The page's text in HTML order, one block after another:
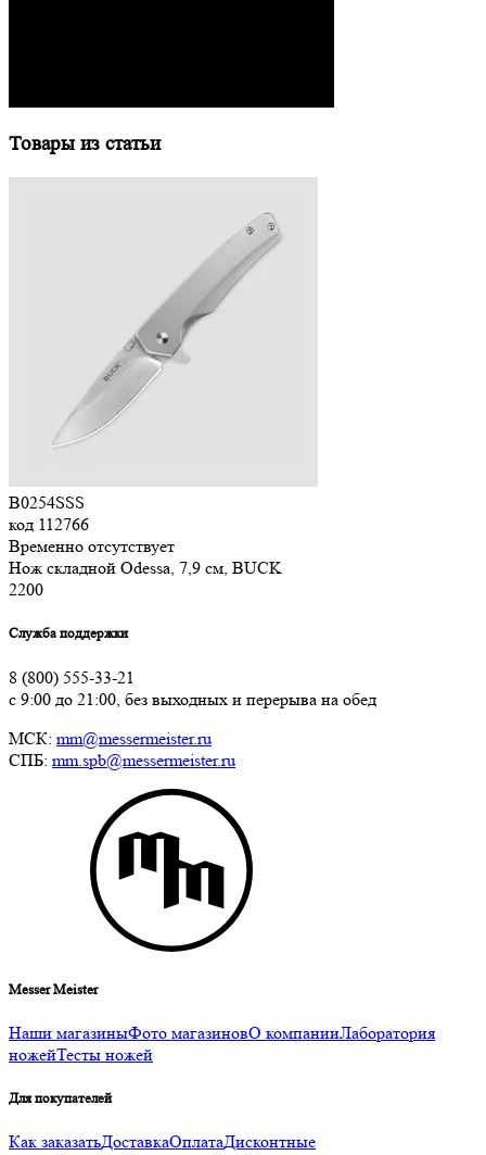
Товары из статьи
B0254SSS
код 112766
Временно отсутствует
Нож складной Odessa, 7,9 см, BUCK
2200
Служба поддержки
8 (800) 555-33-21
с 9:00 до 21:00, без выходных и перерыва на обед
МСК: mm@messermeister.ru
СПБ: mm.spb@messermeister.ru
Messer Meister
Наши магазиныФото магазиновО компанииЛаборатория
ножейТесты ножей
Для покупателей
Как заказатьДоставкаОплатаДисконтные